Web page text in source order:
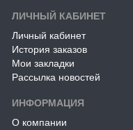
ЛИЧНЫЙ КАБИНЕТ
Личный кабинет
История заказов
Мои закладки
Рассылка новостей
ИНФОРМАЦИЯ
О компании